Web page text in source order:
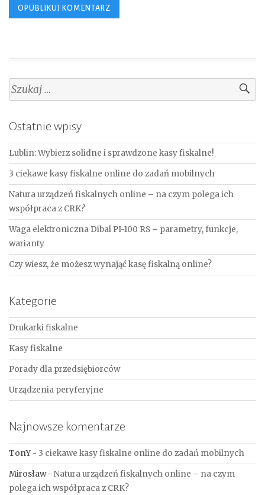
Szukaj:
Ostatnie wpisy
Lublin: Wybierz solidne i sprawdzone kasy fiskalne!
3 ciekawe kasy fiskalne online do zadań mobilnych
Natura urządzeń fiskalnych online – na czym polega ich
współpraca z CRK?
Waga elektroniczna Dibal PI-100 RS – parametry, funkcje,
warianty
Czy wiesz, że możesz wynająć kasę fiskalną online?
Kategorie
Drukarki fiskalne
Kasy fiskalne
Porady dla przedsiębiorców
Urządzenia peryferyjne
Najnowsze komentarze
TonY- 3 ciekawe kasy fiskalne online do zadań mobilnych
Mirosław- Natura urządzeń fiskalnych online – na czym
polega ich współpraca z CRK?